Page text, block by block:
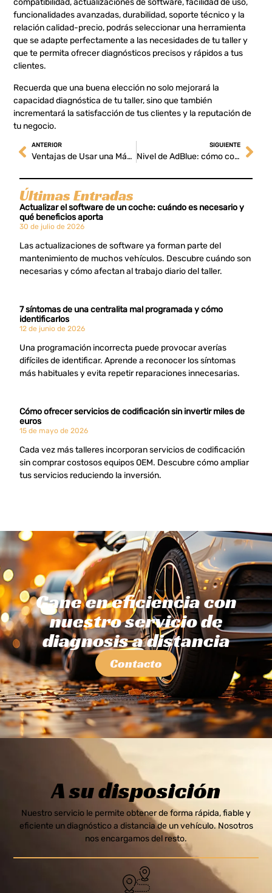
compatibilidad, actualizaciones de software, facilidad de uso,
funcionalidades avanzadas, durabilidad, soporte técnico y la
relación calidad-precio, podrás seleccionar una herramienta
que se adapte perfectamente a las necesidades de tu taller y
que te permita ofrecer diagnósticos precisos y rápidos a tus
clientes.
Recuerda que una buena elección no solo mejorará la
capacidad diagnóstica de tu taller, sino que también
incrementará la satisfacción de tus clientes y la reputación de
tu negocio.
ANTERIOR
Ventajas de Usar una Máquina de Diagnosis para Vehículos
SIGUIENTE
Nivel de AdBlue: cómo controlarlo
Últimas Entradas
Actualizar el software de un coche: cuándo es necesario y
qué beneficios aporta
30 de julio de 2026
Las actualizaciones de software ya forman parte del
mantenimiento de muchos vehículos. Descubre cuándo son
necesarias y cómo afectan al trabajo diario del taller.
7 síntomas de una centralita mal programada y cómo
identificarlos
12 de junio de 2026
Una programación incorrecta puede provocar averías
difíciles de identificar. Aprende a reconocer los síntomas
más habituales y evita repetir reparaciones innecesarias.
Cómo ofrecer servicios de codificación sin invertir miles de
euros
15 de mayo de 2026
Cada vez más talleres incorporan servicios de codificación
sin comprar costosos equipos OEM. Descubre cómo ampliar
tus servicios reduciendo la inversión.
Gane en eficiencia con
nuestro servicio de
diagnosis a distancia
Contacto
A su disposición
Nuestro servicio le permite obtener de forma rápida, fiable y
eficiente un diagnóstico a distancia de un vehículo. Nosotros
nos encargamos del resto.